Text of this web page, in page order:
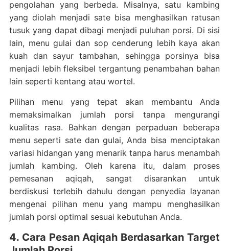
pengolahan yang berbeda. Misalnya, satu kambing
yang diolah menjadi sate bisa menghasilkan ratusan
tusuk yang dapat dibagi menjadi puluhan porsi. Di sisi
lain, menu gulai dan sop cenderung lebih kaya akan
kuah dan sayur tambahan, sehingga porsinya bisa
menjadi lebih fleksibel tergantung penambahan bahan
lain seperti kentang atau wortel.
Pilihan menu yang tepat akan membantu Anda
memaksimalkan jumlah porsi tanpa mengurangi
kualitas rasa. Bahkan dengan perpaduan beberapa
menu seperti sate dan gulai, Anda bisa menciptakan
variasi hidangan yang menarik tanpa harus menambah
jumlah kambing. Oleh karena itu, dalam proses
pemesanan aqiqah, sangat disarankan untuk
berdiskusi terlebih dahulu dengan penyedia layanan
mengenai pilihan menu yang mampu menghasilkan
jumlah porsi optimal sesuai kebutuhan Anda.
4. Cara Pesan Aqiqah Berdasarkan Target